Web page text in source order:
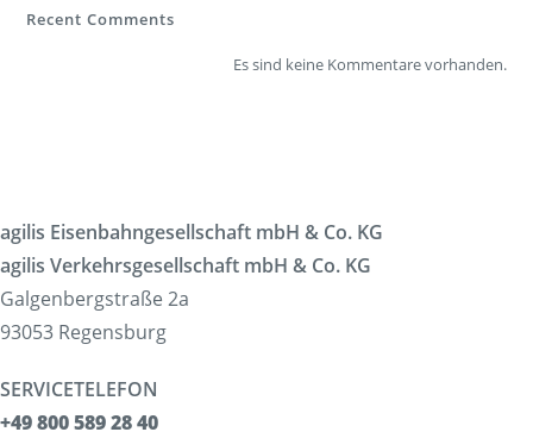
Recent Comments
Es sind keine Kommentare vorhanden.
agilis Eisenbahngesellschaft mbH & Co. KG
agilis Verkehrsgesellschaft mbH & Co. KG
Galgenbergstraße 2a
93053 Regensburg
SERVICETELEFON
+49 800 589 28 40